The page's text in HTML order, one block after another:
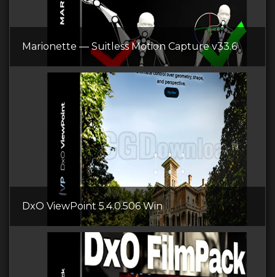
Marionette — Suitless Motion Capture v33.6
DxO ViewPoint 5.4.0.506 Win